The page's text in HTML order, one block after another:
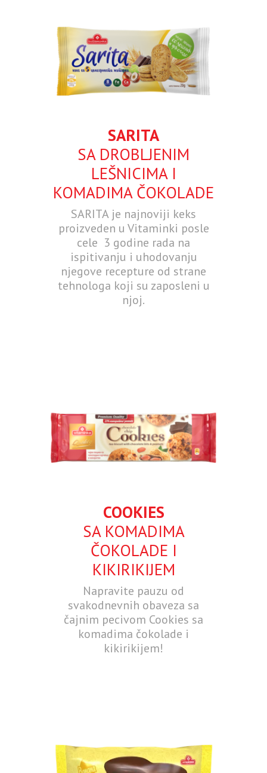
SARITA
SA DROBLJENIM
LEŠNICIMA I
KOMADIMA ČOKOLADE
SARITA je najnoviji keks
proizveden u Vitaminki posle
cele 3 godine rada na
ispitivanju i uhodovanju
njegove recepture od strane
tehnologa koji su zaposleni u
njoj.
COOKIES
SA KOMADIMA
ČOKOLADE I
KIKIRIKIJEM
Napravite pauzu od
svakodnevnih obaveza sa
čajnim pecivom Cookies sa
komadima čokolade i
kikirikijem!